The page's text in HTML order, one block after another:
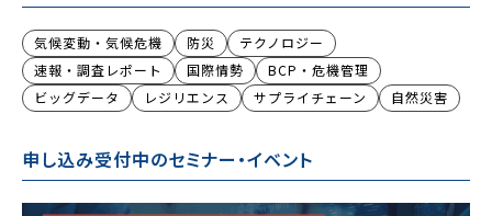
気候変動・気候危機 防災
テクノロジー
速報・調査レポート
国際情勢
BCP・危機管理
ビッグデータ
レジリエンス サプライチェーン 自然災害
申し込み受付中のセミナー・イベント